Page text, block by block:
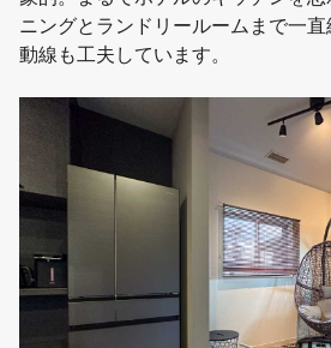
ニングとランドリールームまで一
動線も工夫しています。